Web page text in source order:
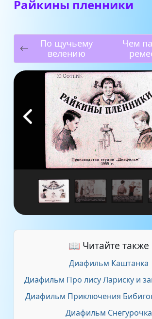
Райкины пленники
По щучьему
велению
Чем
📖 Читайте также
Диафильм Каштанка
Диафильм Про лису Лариску и
Диафильм Приключения
Диафильм Снегурочка